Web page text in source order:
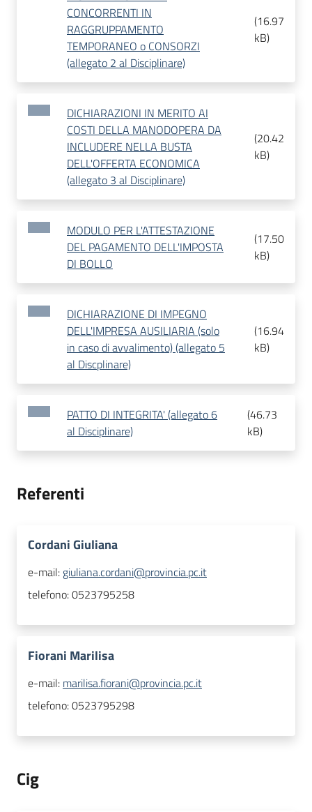
CONCORRENTI IN
RAGGRUPPAMENTO
TEMPORANEO o CONSORZI
(allegato 2 al Disciplinare)
(16.97
kB)
DICHIARAZIONI IN MERITO AI
COSTI DELLA MANODOPERA DA
INCLUDERE NELLA BUSTA
DELL'OFFERTA ECONOMICA
(allegato 3 al Disciplinare)
(20.42
kB)
MODULO PER L'ATTESTAZIONE
DEL PAGAMENTO DELL'IMPOSTA
DI BOLLO
(17.50
kB)
DICHIARAZIONE DI IMPEGNO
DELL'IMPRESA AUSILIARIA (solo
in caso di avvalimento) (allegato 5
al Discplinare)
(16.94
kB)
PATTO DI INTEGRITA' (allegato 6
al Disciplinare)
(46.73
kB)
Referenti
Cordani Giuliana
e-mail: giuliana.cordani@provincia.pc.it
telefono:0523795258
Fiorani Marilisa
e-mail: marilisa.fiorani@provincia.pc.it
telefono:0523795298
Cig